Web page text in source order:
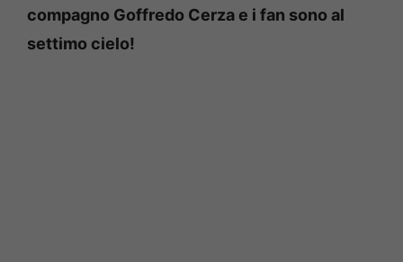
compagno Goffredo Cerza e i fan sono al
settimo cielo!